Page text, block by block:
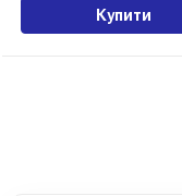
Купити